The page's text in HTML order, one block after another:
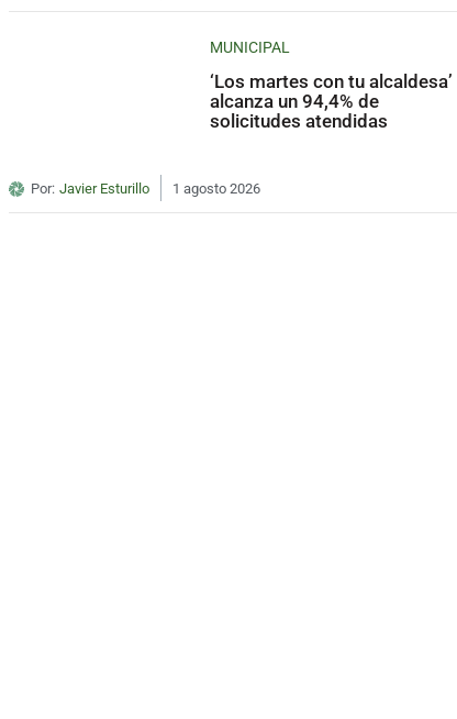
MUNICIPAL
‘Los martes con tu alcaldesa’
alcanza un 94,4% de
solicitudes atendidas
Por: Javier Esturillo 1 agosto 2026